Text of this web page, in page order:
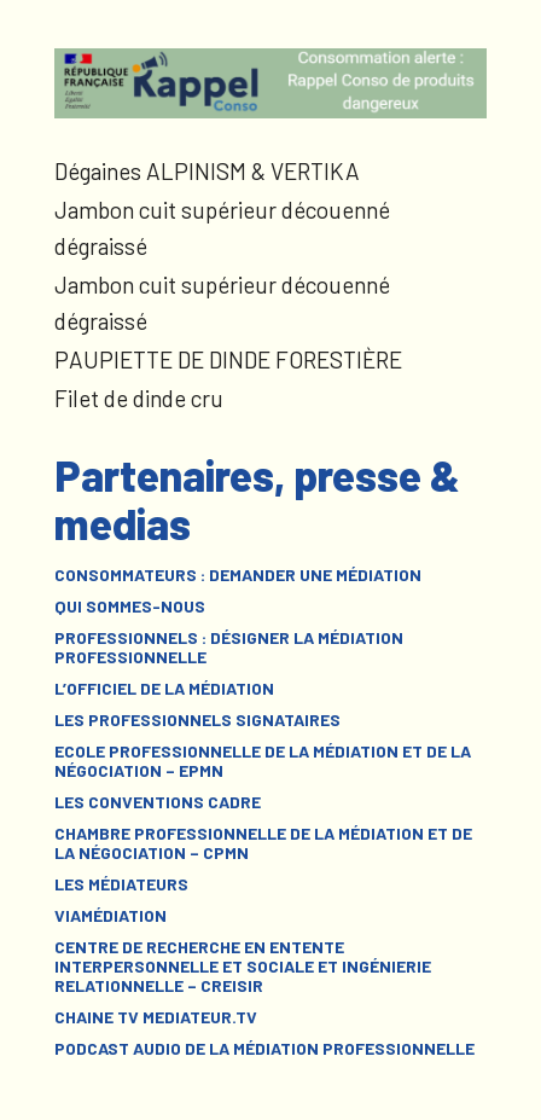
Dégaines ALPINISM & VERTIKA
Jambon cuit supérieur découenné
dégraissé
Jambon cuit supérieur découenné
dégraissé
PAUPIETTE DE DINDE FORESTIÈRE
Filet de dinde cru
Partenaires, presse &
medias
CONSOMMATEURS : DEMANDER UNE MÉDIATION
QUI SOMMES-NOUS
PROFESSIONNELS : DÉSIGNER LA MÉDIATION
PROFESSIONNELLE
L’OFFICIEL DE LA MÉDIATION
LES PROFESSIONNELS SIGNATAIRES
ECOLE PROFESSIONNELLE DE LA MÉDIATION ET DE LA
NÉGOCIATION – EPMN
LES CONVENTIONS CADRE
CHAMBRE PROFESSIONNELLE DE LA MÉDIATION ET DE
LA NÉGOCIATION – CPMN
LES MÉDIATEURS
VIAMÉDIATION
CENTRE DE RECHERCHE EN ENTENTE
INTERPERSONNELLE ET SOCIALE ET INGÉNIERIE
RELATIONNELLE – CREISIR
CHAINE TV MEDIATEUR.TV
PODCAST AUDIO DE LA MÉDIATION PROFESSIONNELLE